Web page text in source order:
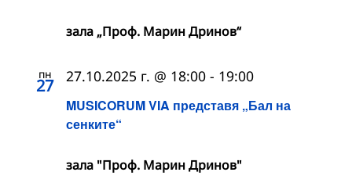
зала „Проф. Марин Дринов“
пн
27
MUSICORUM VIA представя „Бал на
сенките“
27.10.2025 г. @ 18:00 - 19:00
зала "Проф. Марин Дринов"